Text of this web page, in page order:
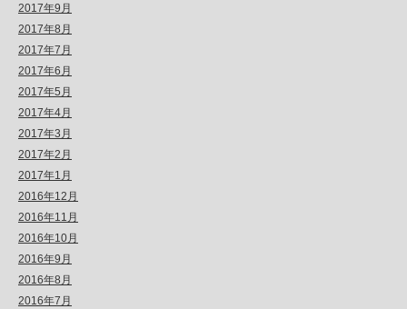
2017年9月
2017年8月
2017年7月
2017年6月
2017年5月
2017年4月
2017年3月
2017年2月
2017年1月
2016年12月
2016年11月
2016年10月
2016年9月
2016年8月
2016年7月